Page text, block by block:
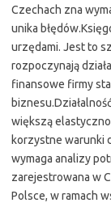
Czechach zna
unika
urzędami. Jest to
rozpoczynają
finansowe firmy
większą
korzystne warunki
wymaga analizy
zarejestrowana w
Polsce, w ramach